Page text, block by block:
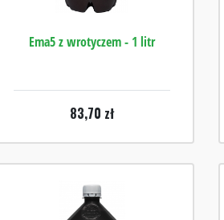
Ema5 z wrotyczem - 1 litr
83,70 zł